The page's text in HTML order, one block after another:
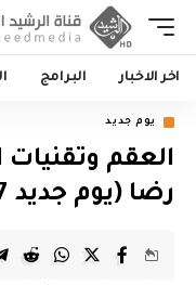
اخر الاخبار البرامج
يوم جديد
العقم
رضا (يوم جديد 2018/1/17)